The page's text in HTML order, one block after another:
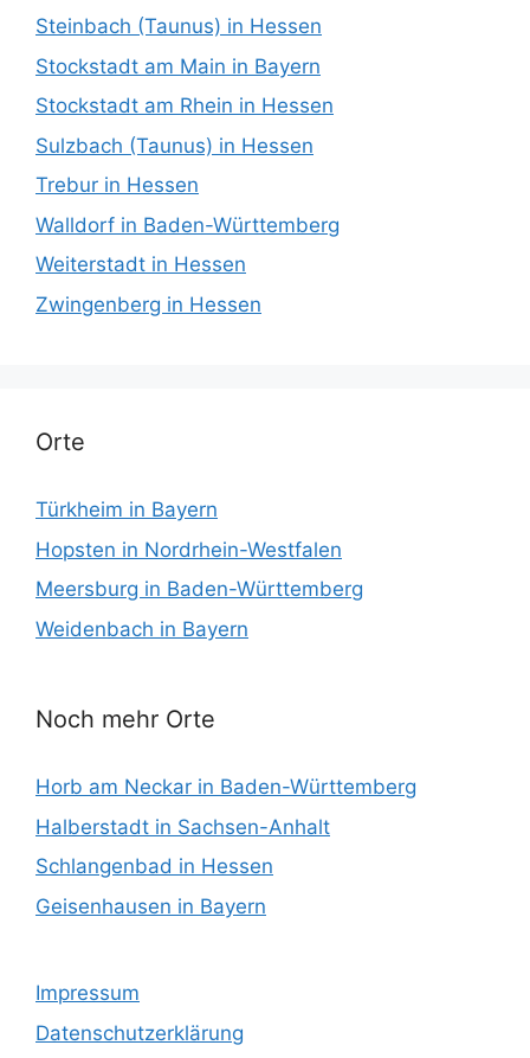
Steinbach (Taunus) in Hessen
Stockstadt am Main in Bayern
Stockstadt am Rhein in Hessen
Sulzbach (Taunus) in Hessen
Trebur in Hessen
Walldorf in Baden-Württemberg
Weiterstadt in Hessen
Zwingenberg in Hessen
Orte
Türkheim in Bayern
Hopsten in Nordrhein-Westfalen
Meersburg in Baden-Württemberg
Weidenbach in Bayern
Noch mehr Orte
Horb am Neckar in Baden-Württemberg
Halberstadt in Sachsen-Anhalt
Schlangenbad in Hessen
Geisenhausen in Bayern
Impressum
Datenschutzerklärung